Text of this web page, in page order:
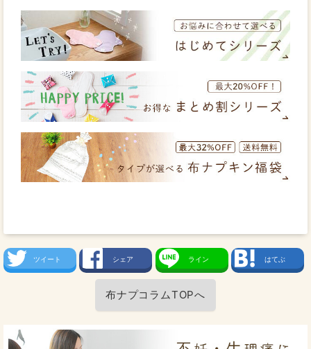
ツイート シェア ライン はてぶ
布ナプコラムTOPへ